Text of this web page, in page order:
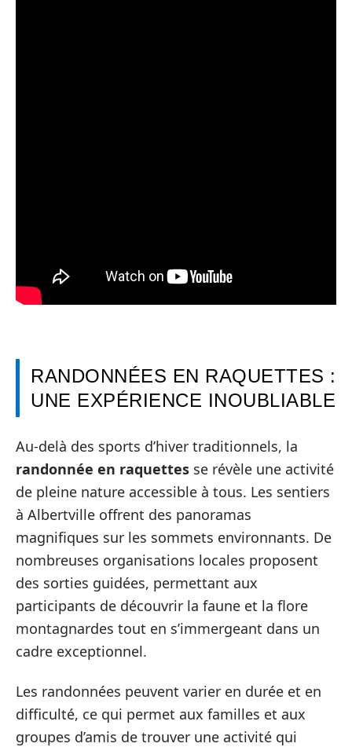
RANDONNÉES EN RAQUETTES :
UNE EXPÉRIENCE INOUBLIABLE
Au-delà des sports d’hiver traditionnels, la
randonnée en raquettes se révèle une activité
de pleine nature accessible à tous. Les sentiers
à Albertville offrent des panoramas
magnifiques sur les sommets environnants. De
nombreuses organisations locales proposent
des sorties guidées, permettant aux
participants de découvrir la faune et la flore
montagnardes tout en s’immergeant dans un
cadre exceptionnel.
Les randonnées peuvent varier en durée et en
difficulté, ce qui permet aux familles et aux
groupes d’amis de trouver une activité qui